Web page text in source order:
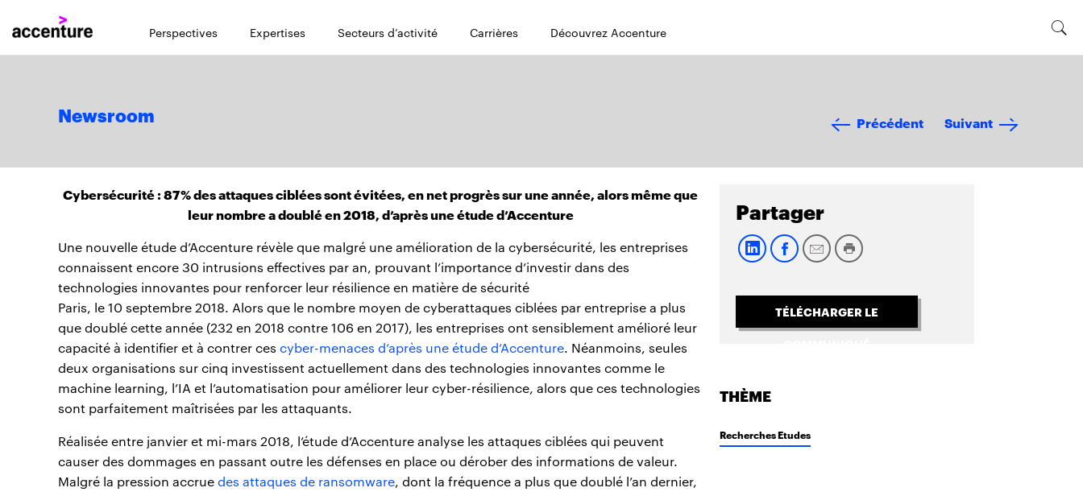
Perspectives Expertises Secteurs d’activité Carrières Découvrez Accenture
Newsroom Précédent Suivant
Cybersécurité : 87 % des attaques ciblées sont évitées, en net progrès sur une année, alors même que
leur nombre a doublé en 2018, d’après une étude d’Accenture
Une nouvelle étude d’Accenture révèle que malgré une amélioration de la cybersécurité, les entreprises
connaissent encore 30 intrusions effectives par an, prouvant l’importance d’investir dans des
technologies innovantes pour renforcer leur résilience en matière de sécurité
Paris, le 10 septembre 2018. Alors que le nombre moyen de cyberattaques ciblées par entreprise a plus
que doublé cette année (232 en 2018 contre 106 en 2017), les entreprises ont sensiblement amélioré leur
capacité à identifier et à contrer ces cyber-menaces d’après une étude d’Accenture. Néanmoins, seules
deux organisations sur cinq investissent actuellement dans des technologies innovantes comme le
machine learning, l’IA et l’automatisation pour améliorer leur cyber-résilience, alors que ces technologies
sont parfaitement maîtrisées par les attaquants.
Réalisée entre janvier et mi-mars 2018, l’étude d’Accenture analyse les attaques ciblées qui peuvent
causer des dommages en passant outre les défenses en place ou dérober des informations de valeur.
Malgré la pression accruedes attaques de ransomware, dont la fréquence a plus que doublé l’an dernier,
Partager
TÉLÉCHARGER LE
THÈME
Recherches Etudes